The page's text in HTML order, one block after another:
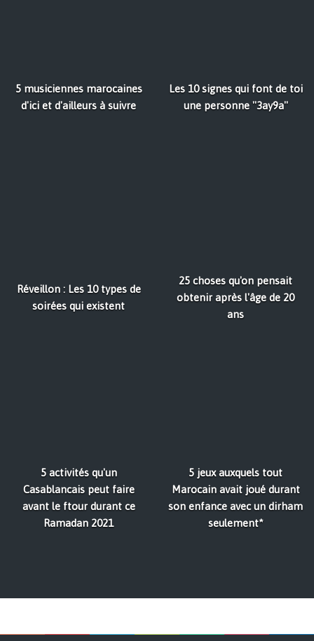
5 musiciennes marocaines
d'ici et d'ailleurs à suivre
Les 10 signes qui font de toi
une personne ''3ay9a''
Réveillon : Les 10 types de
soirées qui existent
25 choses qu'on pensait
obtenir après l'âge de 20
ans
5 activités qu'un
Casablancais peut faire
avant le ftour durant ce
Ramadan 2021
5 jeux auxquels tout
Marocain avait joué durant
son enfance avec un dirham
seulement*